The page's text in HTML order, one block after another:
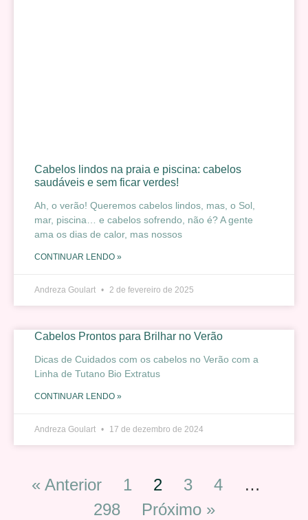
Cabelos lindos na praia e piscina: cabelos
saudáveis e sem ficar verdes!
Ah, o verão! Queremos cabelos lindos, mas, o Sol,
mar, piscina… e cabelos sofrendo, não é? A gente
ama os dias de calor, mas nossos
CONTINUAR LENDO »
Andreza Goulart 2 de fevereiro de 2025
Cabelos Prontos para Brilhar no Verão
Dicas de Cuidados com os cabelos no Verão com a
Linha de Tutano Bio Extratus
CONTINUAR LENDO »
Andreza Goulart 17 de dezembro de 2024
« Anterior 1 2 3 4
…
298
Próximo »